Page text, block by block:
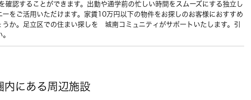
認することができます。出勤や通学前の忙しい時間をスムーズにする独立し
をご活用いただけます。家賃10万円以下の物件をお探しのお客様におすすめ
か。足立区での住まい探しを 城南コミュニティがサポートいたします。引
内にある周辺施設